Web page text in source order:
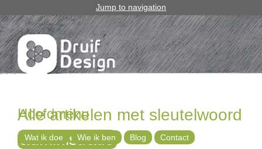
Jump to navigation
Alle artikelen met sleutelwoord
administratie
Hoofdmenu
Wat ik doe Wie ik ben Blog Contact